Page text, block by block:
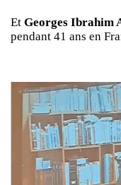
Et Georges Ibrahim
pendant 41 ans en